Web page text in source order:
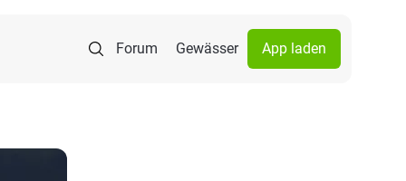
Forum Gewässer App laden